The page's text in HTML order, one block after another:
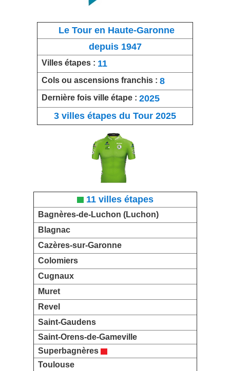
Le Tour en Haute-Garonne
depuis 1947
Villes étapes : 11
Cols ou ascensions franchis : 8
Dernière fois ville étape : 2025
3 villes étapes du Tour 2025
11 villes étapes
Bagnères-de-Luchon (Luchon)
Blagnac
Cazères-sur-Garonne
Colomiers
Cugnaux
Muret
Revel
Saint-Gaudens
Saint-Orens-de-Gameville
Superbagnères
Toulouse